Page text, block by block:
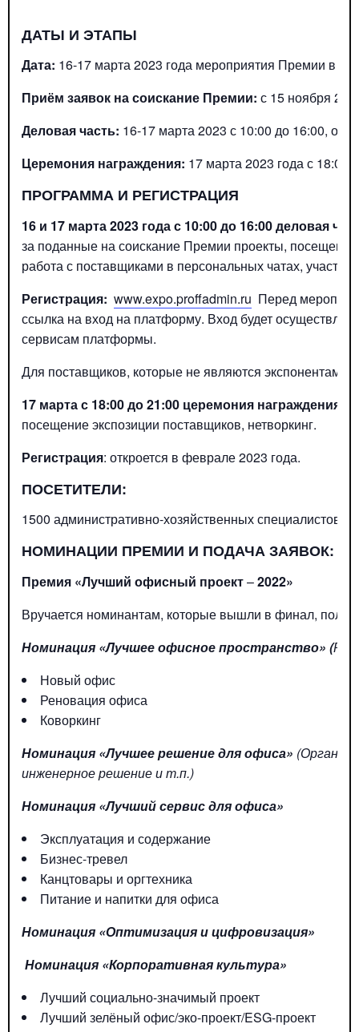
ДАТЫ И ЭТАПЫ
Дата: 16-17 марта 2023 года мероприятия Премии в
Приём заявок на соискание Премии: с 15 ноября
Деловая часть: 16-17 марта 2023 с 10:00 до 16:00,
Церемония награждения: 17 марта 2023 года с 18:00
ПРОГРАММА И РЕГИСТРАЦИЯ
16 и 17 марта 2023 годас 10:00 до 16:00 деловая
за поданные на соискание Премии проекты,
работа с поставщиками в персональных чатах,
Регистрация: www.expo.proffadmin.ru Перед
ссылка на вход на платформу. Вход будет
сервисам платформы.
Для поставщиков, которые не являются экспонентами,
17 марта с 18:00 до 21:00 церемония награждения
посещение экспозиции поставщиков, нетворкинг.
Регистрация: откроется в феврале 2023 года.
ПОСЕТИТЕЛИ:
1500 административно-хозяйственных специалистов
НОМИНАЦИИ ПРЕМИИ И ПОДАЧА ЗАЯВОК:
Премия «Лучший офисный проект–2022»
Вручается номинантам, которые вышли в финал,
Номинация «Лучшее офисное пространство» (
Новый офис
Реновация офиса
Коворкинг
Номинация «Лучшее решение для офиса»
инженерное решение и т.п.)
Номинация «Лучший сервис для офиса»
Эксплуатация и содержание
Бизнес-тревел
Канцтовары и оргтехника
Питание и напитки для офиса
Номинация «Оптимизация и цифровизация»
Номинация «Корпоративная культура»
Лучший социально-значимый проект
Лучший зелёный офис/эко-проект/ESG-проект